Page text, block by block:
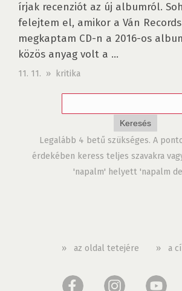
írjak recenziót az új albumról.
felejtem el, amikor a Ván
megkaptam CD-n a 2016-os
közös anyag volt a ...
11. 11. » kritika
Legalább 4 betű szükséges. A
érdekében keress teljes szavakra
'napalm' helyett 'napalm
» az oldal tetejére » a